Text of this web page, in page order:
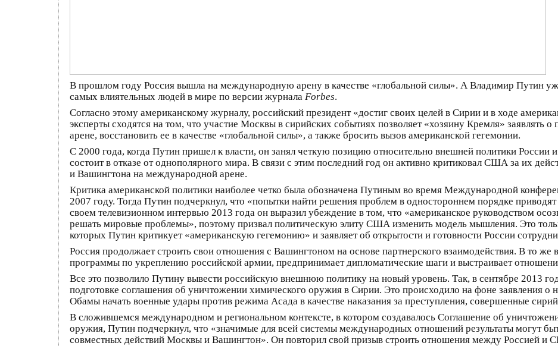
В прошлом году Россия вышла на международную арену в качестве «глобальной силы». А Владимир Путин
самых влиятельных людей в мире по версии журнала Forbes.
Согласно этому американскому журналу, российский президент «достиг своих целей в Сирии и в ходе
эксперты сходятся на том, что участие Москвы в сирийских событиях позволяет «хозяину Кремля» заявлять
арене, восстановить ее в качестве «глобальной силы», а также бросить вызов американской гегемонии.
С 2000 года, когда Путин пришел к власти, он занял четкую позицию относительно внешней политики России
состоит в отказе от однополярного мира. В связи с этим последний год он активно критиковал США за их
и Вашингтона на международной арене.
Критика американской политики наиболее четко была обозначена Путиным во время Международной
2007 году. Тогда Путин подчеркнул, что «попытки найти решения проблем в одностороннем порядке
своем телевизионном интервью 2013 года он выразил убеждение в том, что «американское руководством
решать мировые проблемы», поэтому призвал политическую элиту США изменить модель мышления. Это
которых Путин критикует «американскую гегемонию» и заявляет об открытости и готовности России
Россия продолжает строить свои отношения с Вашингтоном на основе партнерского взаимодействия. В то же
программы по укреплению российской армии, предпринимает дипломатические шаги и выстраивает
Все это позволило Путину вывести российскую внешнюю политику на новый уровень. Так, в сентябре 2013
подготовке соглашения об уничтожении химического оружия в Сирии. Это происходило на фоне заявления
Обамы начать военные удары против режима Асада в качестве наказания за преступления, совершенные
В сложившемся международном и региональном контексте, в котором создавалось Соглашение об
оружия, Путин подчеркнул, что «значимые для всей системы международных отношений результаты могут
совместных действий Москвы и Вашингтон». Он повторил свой призыв строить отношения между Россией и